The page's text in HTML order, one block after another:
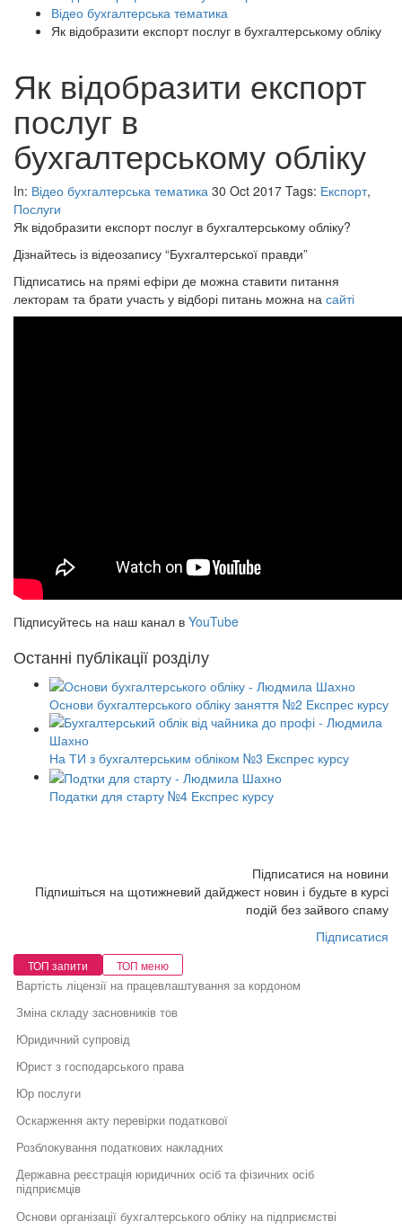
Відео бухгалтерська тематика
Як відобразити експорт послуг в бухгалтерському обліку
Як відобразити експорт
послуг в
бухгалтерському обліку
In: Відео бухгалтерська тематика 30 Oct 2017 Tags: Експорт,
Послуги
Як відобразити експорт послуг в бухгалтерському обліку?
Дізнайтесь із відеозапису “Бухгалтерської правди”
Підписатись на прямі ефіри де можна ставити питання
лекторам та брати участь у відборі питань можна на сайті
Підписуйтесь на наш канал в YouTube
Останні публікації розділу
Основи бухгалтерського обліку заняття №2 Експрес курсу
На ТИ з бухгалтерським обліком №3 Експрес курсу
Податки для старту №4 Експрес курсу
Підписатися на новини
Підпишіться на щотижневий дайджест новин і будьте в курсі
подій без зайвого спаму
Підписатися
ТОП запити ТОП меню
Вартість ліцензії на працевлаштування за кордоном
Зміна складу засновників тов
Юридичний супровід
Юрист з господарського права
Юр послуги
Оскарження акту перевірки податкової
Розблокування податкових накладних
Державна реєстрація юридичних осіб та фізичних осіб
підприємців
Основи організації бухгалтерського обліку на підприємстві